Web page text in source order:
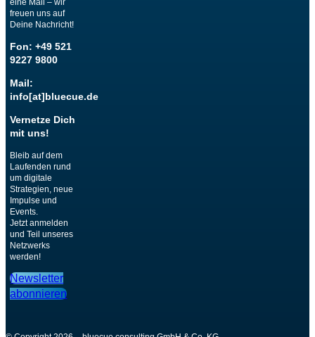
eine Mail – wir
freuen uns auf
Deine Nachricht!
Fon: +49 521
9227 9800
Mail:
info[at]bluecue.de
Vernetze Dich
mit uns!
Bleib auf dem
Laufenden rund
um digitale
Strategien, neue
Impulse und
Events.
Jetzt anmelden
und Teil unseres
Netzwerks
werden!
Newsletter
abonnieren